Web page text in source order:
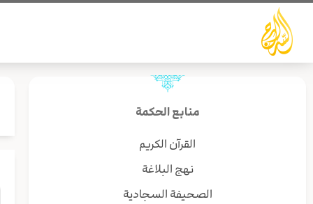
تخطي
المحتوى
منابع الحكمة
القرآن الكريم
نهج البلاغة
الصحيفة السجادية